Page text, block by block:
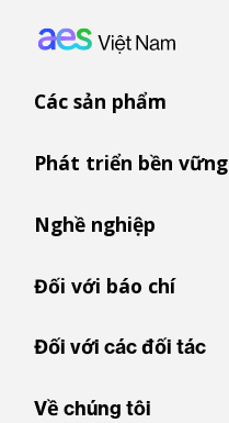
Footer: Vietnam
Các sản phẩm
Phát triển bền vững
Nghề nghiệp
Đối với báo chí
Đối với các đối tác
Về chúng tôi